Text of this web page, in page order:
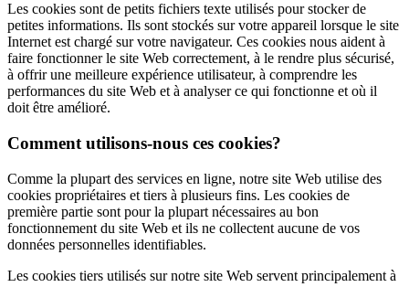
Les cookies sont de petits fichiers texte utilisés pour stocker de
petites informations. Ils sont stockés sur votre appareil lorsque le site
Internet est chargé sur votre navigateur. Ces cookies nous aident à
faire fonctionner le site Web correctement, à le rendre plus sécurisé,
à offrir une meilleure expérience utilisateur, à comprendre les
performances du site Web et à analyser ce qui fonctionne et où il
doit être amélioré.
Comment utilisons-nous ces cookies?
Comme la plupart des services en ligne, notre site Web utilise des
cookies propriétaires et tiers à plusieurs fins. Les cookies de
première partie sont pour la plupart nécessaires au bon
fonctionnement du site Web et ils ne collectent aucune de vos
données personnelles identifiables.
Les cookies tiers utilisés sur notre site Web servent principalement à